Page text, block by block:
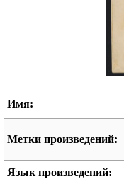
Имя:
Метки произведений:
Язык произведений: